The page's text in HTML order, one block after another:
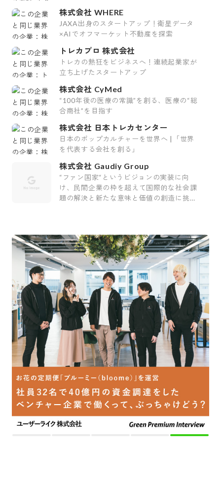
株式会社 WHERE
JAXA出身のスタートアップ！衛星データ
×AIでオフマーケット不動産を探索
トレカプロ 株式会社
トレカの熱狂をビジネスへ！連続起業家が
立ち上げたスタートアップ
株式会社 CyMed
“100年後の医療の常識”を創る、医療の“総
合商社”を目指す
株式会社 日本トレカセンター
日本のポップカルチャーを世界へ |「世界
を代表する会社を創る」
株式会社 Gaudiy Group
“ファン国家“というビジョンの実装に向
け、民間企業の枠を超えて国際的な社会課
題の解決と新たな意味と価値の創造に挑む